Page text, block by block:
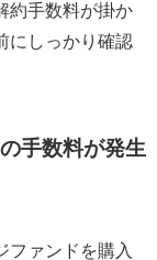
約手数料が掛か
にしっかり確認
手数料が発生
ファンドを購入